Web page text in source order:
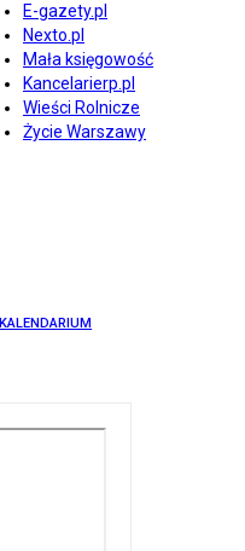
E-gazety.pl
Nexto.pl
Mała księgowość
Kancelarierp.pl
Wieści Rolnicze
Życie Warszawy
KALENDARIUM